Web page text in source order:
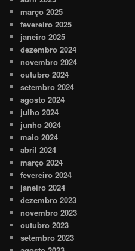
março 2025
fevereiro 2025
janeiro 2025
dezembro 2024
novembro 2024
outubro 2024
setembro 2024
agosto 2024
julho 2024
junho 2024
maio 2024
abril 2024
março 2024
fevereiro 2024
janeiro 2024
dezembro 2023
novembro 2023
outubro 2023
setembro 2023